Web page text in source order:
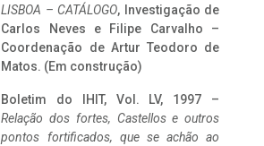
LISBOA – CATÁLOGO, Investigação de
Carlos Neves e Filipe Carvalho –
Coordenação de Artur Teodoro de
Matos. (Em construção)
Boletim do IHIT, Vol. LV, 1997 –
Relação dos fortes, Castellos e outros
pontos fortificados, que se achão ao